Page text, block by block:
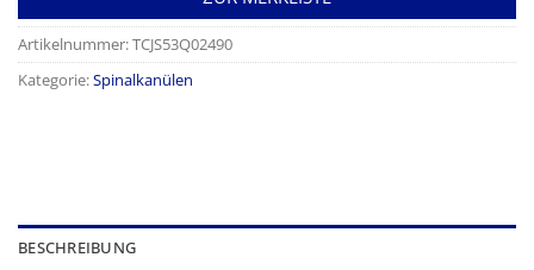
Artikelnummer:TCJS53Q02490
Kategorie:Spinalkanülen
BESCHREIBUNG